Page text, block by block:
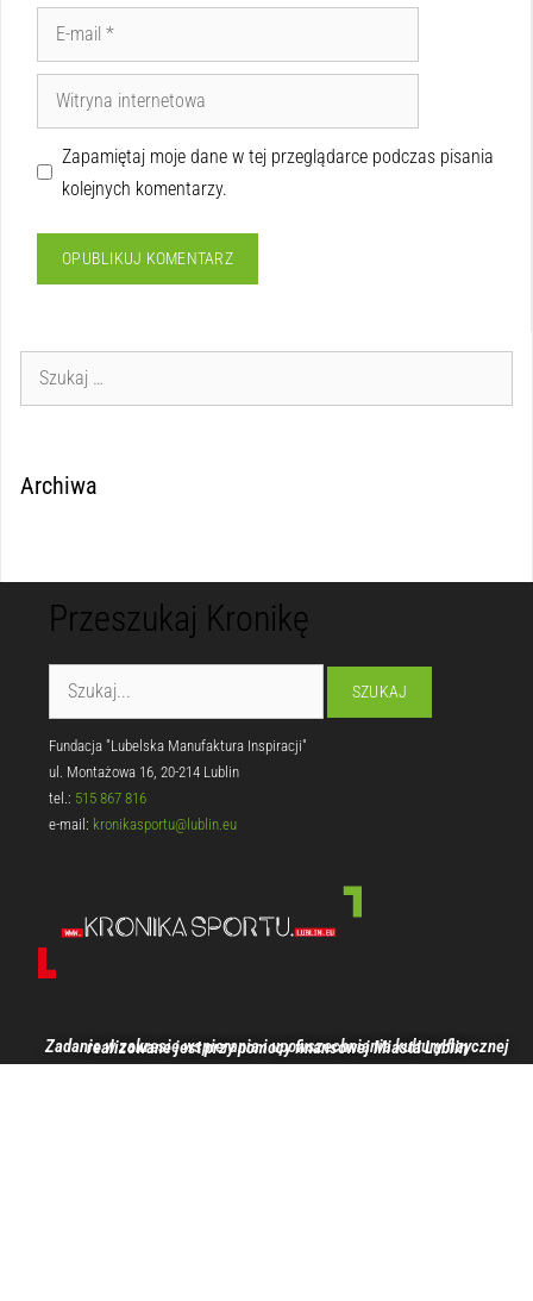
Zapamiętaj moje dane w tej przeglądarce podczas pisania
kolejnych komentarzy.
Archiwa
Przeszukaj Kronikę
Fundacja "Lubelska Manufaktura Inspiracji"
ul. Montażowa 16, 20-214 Lublin
tel.: 515 867 816
e-mail: kronikasportu@lublin.eu
Zadanie w zakresie wspierania i upowszechniania kultury fizycznej realizowane jest przy pomocy finansowej Miasta Lublin